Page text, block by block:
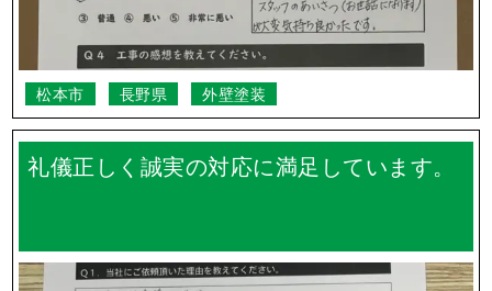
松本市 長野県 外壁塗装
礼儀正しく誠実の対応に満足しています。